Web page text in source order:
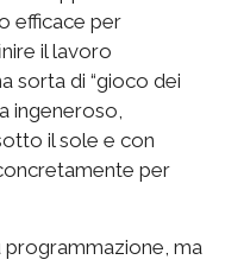
efficace per
il lavoro
sorta di “gioco dei
ingeneroso,
il sole e con
per
ma